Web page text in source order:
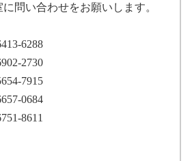
問い合わせをお願いします。
6288
2730
7915
0684
8611